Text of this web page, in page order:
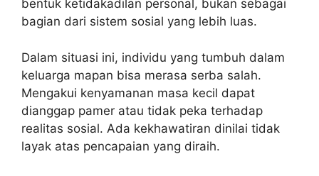
bentuk ketidakadilan personal, bukan sebagai
bagian dari sistem sosial yang lebih luas.
Dalam situasi ini, individu yang tumbuh dalam
keluarga mapan bisa merasa serba salah.
Mengakui kenyamanan masa kecil dapat
dianggap pamer atau tidak peka terhadap
realitas sosial. Ada kekhawatiran dinilai tidak
layak atas pencapaian yang diraih.